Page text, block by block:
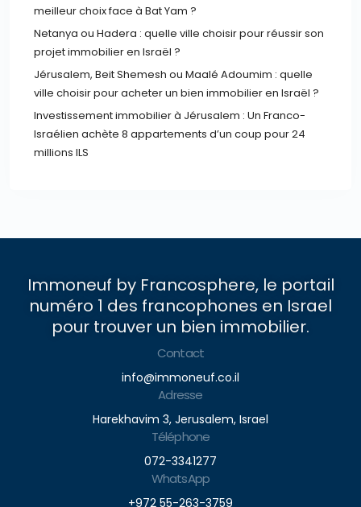
meilleur choix face à Bat Yam ?
Netanya ou Hadera : quelle ville choisir pour réussir son
projet immobilier en Israël ?
Jérusalem, Beit Shemesh ou Maalé Adoumim : quelle
ville choisir pour acheter un bien immobilier en Israël ?
Investissement immobilier à Jérusalem : Un Franco-
Israélien achète 8 appartements d’un coup pour 24
millions ILS
Immoneuf by Francosphere, le portail
numéro 1 des francophones en Israel
pour trouver un bien immobilier.
Contact
info@immoneuf.co.il
Adresse
Harekhavim 3, Jerusalem, Israel
Téléphone
072-3341277
WhatsApp
+972 55-263-3759